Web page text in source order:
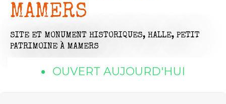
MAMERS
SITE ET MONUMENT HISTORIQUES, HALLE, PETIT
PATRIMOINE À MAMERS
OUVERT AUJOURD'HUI